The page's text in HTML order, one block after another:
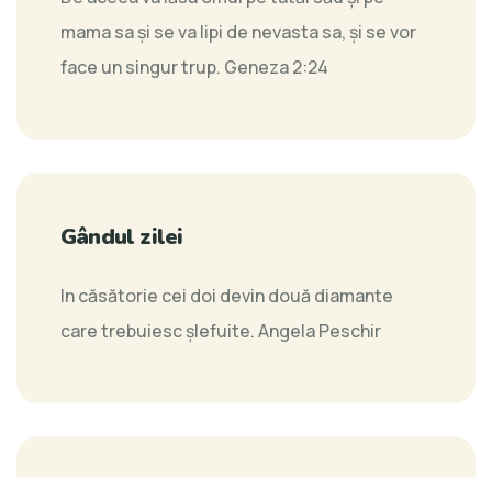
mama sa şi se va lipi de nevasta sa, şi se vor
face un singur trup. Geneza 2:24
Gândul zilei
In căsătorie cei doi devin două diamante
care trebuiesc şlefuite.Angela Peschir